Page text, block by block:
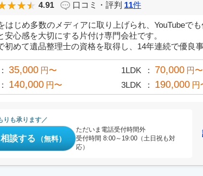
4.91 口コミ・評判 11件
はじめ多数のメディアに取り上げられ、YouTubeで
安心感を大切にする片付け専門会社です。
初めて遺品整理士の資格を取得し、14年連続で優良
35,000 円〜 1LDK 70,000 円〜
140,000 円〜 3LDK 190,000 円
りも承ります
談する （無料）
ただいま電話受付時間外
受付時間 8:00～19:00（土日祝も対
応）